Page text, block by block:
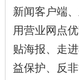
新闻客户端
用营业网点
贴海报、走
益保护、反